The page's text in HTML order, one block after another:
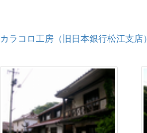
カラコロ工房（旧日本銀行松江支店